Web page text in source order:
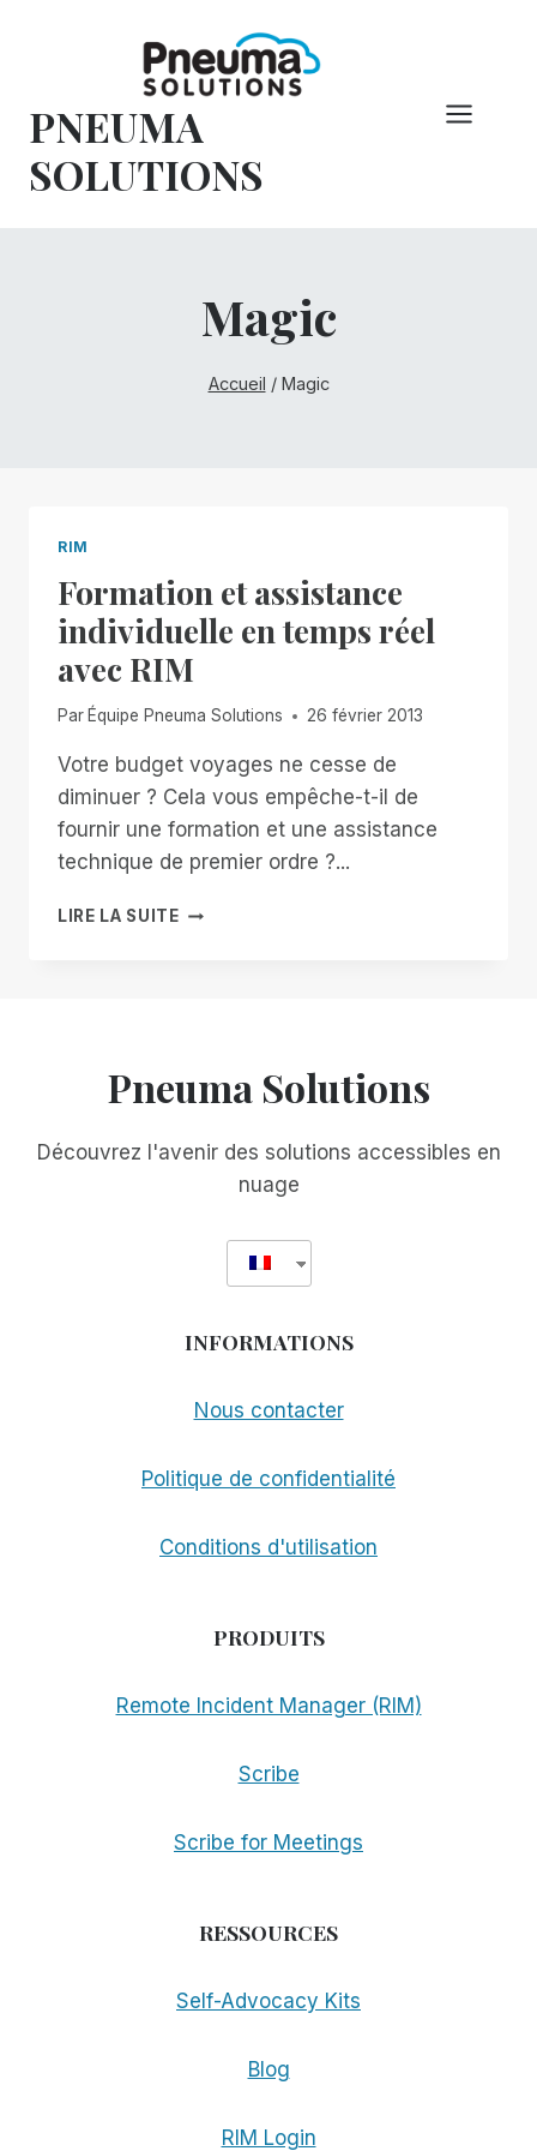
PNEUMA
SOLUTIONS
Magic
Accueil / Magic
RIM
Formation et assistance
individuelle en temps réel
avec RIM
Par Équipe Pneuma Solutions 26 février 2013
Votre budget voyages ne cesse de
diminuer ? Cela vous empêche-t-il de
fournir une formation et une assistance
technique de premier ordre ?...
LIRE LA SUITEFORMATION
AVEC
Pneuma Solutions
Découvrez l'avenir des solutions accessibles en
nuage
INFORMATIONS
Nous contacter
Politique de confidentialité
Conditions d'utilisation
PRODUITS
Remote Incident Manager (RIM)
Scribe
Scribe for Meetings
RESSOURCES
Self-Advocacy Kits
Blog
RIM Login